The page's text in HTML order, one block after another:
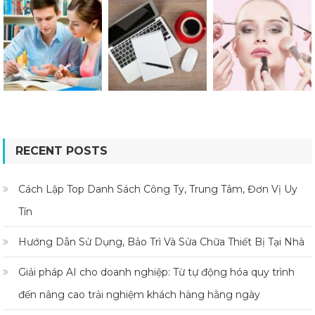
RECENT POSTS
Cách Lập Top Danh Sách Công Ty, Trung Tâm, Đơn Vị Uy
Tín
Hướng Dẫn Sử Dụng, Bảo Trì Và Sửa Chữa Thiết Bị Tại Nhà
Giải pháp AI cho doanh nghiệp: Từ tự động hóa quy trình
đến nâng cao trải nghiệm khách hàng hằng ngày